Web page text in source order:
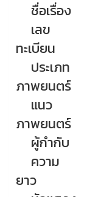
ชื่อเรื่อง
เลข
ทะเบียน
ประเภท
ภาพยนตร์
แนว
ภาพยนตร์
ผู้กำกับ
ความ
ยาว